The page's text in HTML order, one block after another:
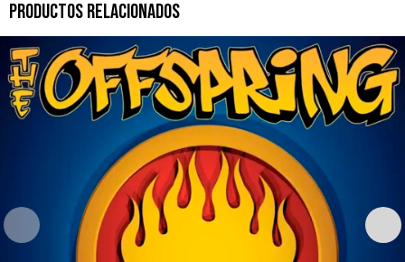
PRODUCTOS RELACIONADOS